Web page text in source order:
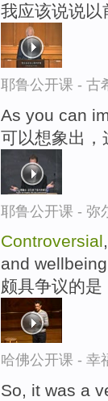
我应该说说以
耶鲁公开课 - 古
As you can
可以想象出，
耶鲁公开课 - 弥
Controversial
and
颇具争议的
哈佛公开课 - 幸
So, it was a